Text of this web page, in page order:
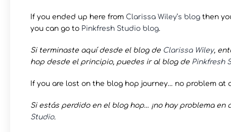
If you ended up here from Clarissa Wiley’s blog then
you can go to Pinkfresh Studio blog.
Si terminaste aquí desde el blog de Clarissa Wiley,
hop desde el principio, puedes ir al blog de Pinkfresh
If you are lost on the blog hop journey… no problem at
Si estás perdido en el blog hop… ¡no hay problema
Studio.